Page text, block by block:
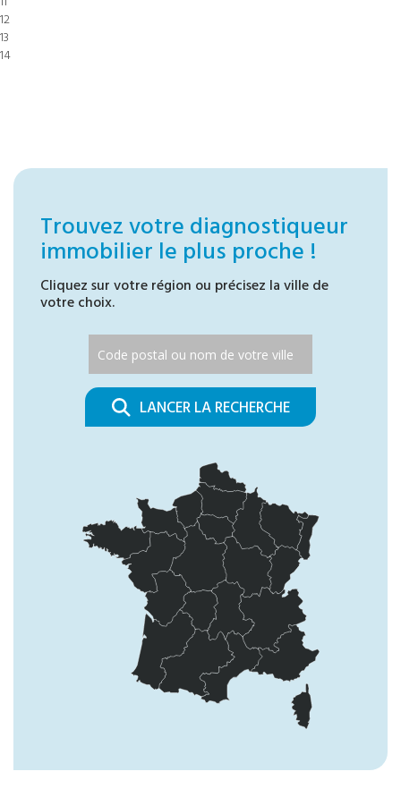
12
13
14
Trouvez votre diagnostiqueur
immobilier le plus proche !
Cliquez sur votre région ou précisez la ville de
votre choix.
LANCER LA RECHERCHE